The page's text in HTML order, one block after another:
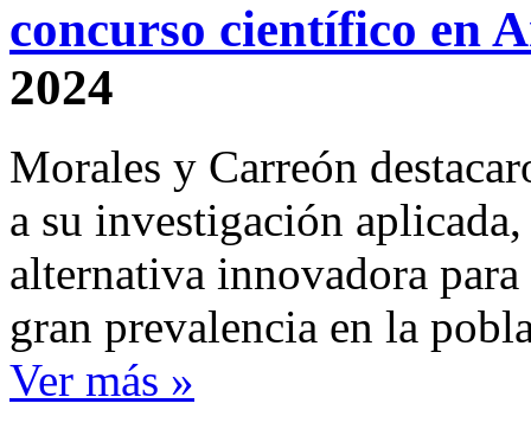
concurso científico en
2024
Morales y Carreón
a su investigación
alternativa innovadora
gran prevalencia en la
Ver más »